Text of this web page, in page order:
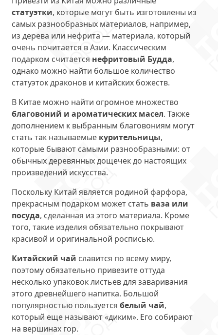
статуэтки, которые могут быть изготовлены из
самых разнообразных материалов, например,
из дерева или нефрита — материала, который
очень почитается в Азии. Классическим
подарком считается нефритовый Будда,
однако можно найти большое количество
статуэток драконов и китайских божеств.
В Китае можно найти огромное множество
благовоний и ароматических масел. Также
дополнением к выбранным благовониям могут
стать так называемые курительницы,
которые бывают самыми разнообразными: от
обычных деревянных дощечек до настоящих
произведений искусства.
Поскольку Китай является родиной фарфора,
прекрасным подарком может стать ваза или
посуда, сделанная из этого материала. Кроме
того, такие изделия обязательно покрывают
красивой и оригинальной росписью.
Китайский чай славится по всему миру,
поэтому обязательно привезите оттуда
несколько упаковок листьев для заваривания
этого древнейшего напитка. Большой
популярностью пользуется белый чай,
который еще называют «диким». Его собирают
на вершинах гор.